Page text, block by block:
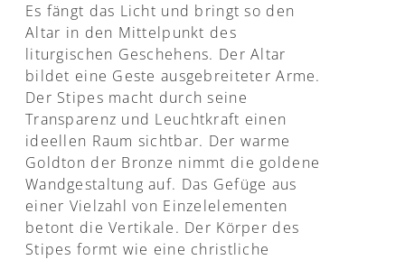
Es fängt das Licht und bringt so den
Altar in den Mittelpunkt des
liturgischen Geschehens. Der Altar
bildet eine Geste ausgebreiteter Arme.
Der Stipes macht durch seine
Transparenz und Leuchtkraft einen
ideellen Raum sichtbar. Der warme
Goldton der Bronze nimmt die goldene
Wandgestaltung auf. Das Gefüge aus
einer Vielzahl von Einzelelementen
betont die Vertikale. Der Körper des
Stipes formt wie eine christliche